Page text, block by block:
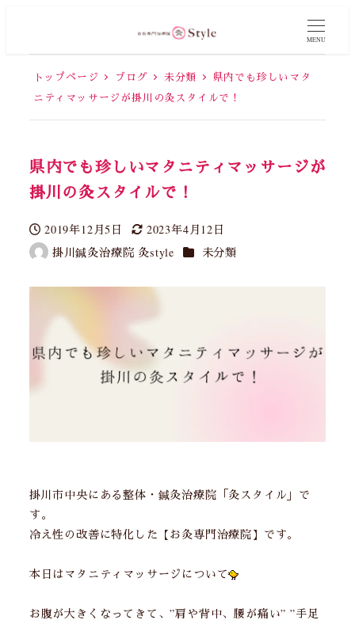
MENU
トップページ ブログ 未分類
県内でも珍しいマタ
ニティマッサージが掛川の灸スタイルで！
県内でも珍しいマタニティマッサージが
掛川の灸スタイルで！
投稿日
2019年12月5日
更新日
2023年4月12日
著
者
掛川鍼灸治療院 灸style カテゴリー
未分類
掛川市中央にある整体・鍼灸治療院「灸スタイル」で
す。
冷え性の改善に特化した【お灸専門治療院】です。
本日はマタニティマッサージについて
お腹が大きくなってきて、”肩や背中、腰が痛い” ”手足